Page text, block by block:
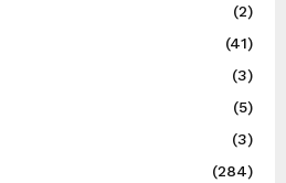
(2)
(41)
(3)
(5)
(3)
(284)